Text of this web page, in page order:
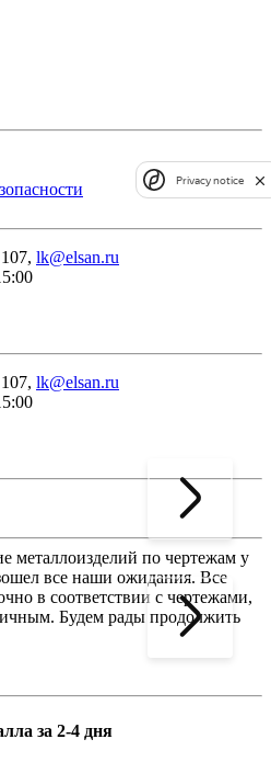
lk@elsan.ru
lk@elsan.ru
металлоизделий по чертежам у
все наши ожидания. Все
в соответствии с чертежами,
Будем рады продолжить
за 2-4 дня
Privacy notice